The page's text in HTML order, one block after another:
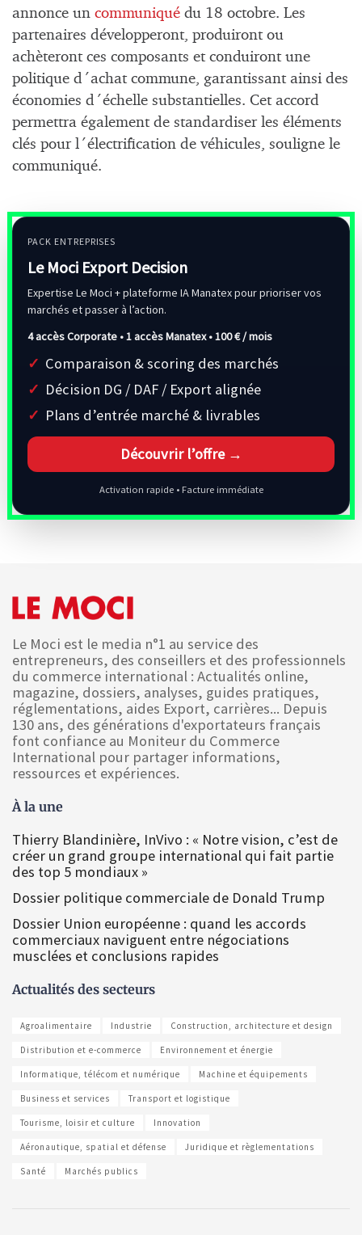
annonce un communiqué du 18 octobre. Les
partenaires développeront, produiront ou
achèteront ces composants et conduiront une
politique d´achat commune, garantissant ainsi des
économies d´échelle substantielles. Cet accord
permettra également de standardiser les éléments
clés pour l´électrification de véhicules, souligne le
communiqué.
PACK ENTREPRISES
Le Moci Export Decision
Expertise Le Moci + plateforme IA Manatex pour prioriser vos
marchés et passer à l’action.
4 accès Corporate • 1 accès Manatex •100 € / mois
Comparaison & scoring des marchés
Décision DG / DAF / Export alignée
Plans d’entrée marché & livrables
Découvrir l’offre →
Activation rapide • Facture immédiate
Le Moci est le media n°1 au service des
entrepreneurs, des conseillers et des professionnels
du commerce international : Actualités online,
magazine, dossiers, analyses, guides pratiques,
réglementations, aides Export, carrières... Depuis
130 ans, des générations d'exportateurs français
font confiance au Moniteur du Commerce
International pour partager informations,
ressources et expériences.
À la une
Thierry Blandinière, InVivo : « Notre vision, c’est de
créer un grand groupe international qui fait partie
des top 5 mondiaux »
Dossier politique commerciale de Donald Trump
Dossier Union européenne : quand les accords
commerciaux naviguent entre négociations
musclées et conclusions rapides
Actualités des secteurs
Agroalimentaire Industrie Construction, architecture et design
Distribution et e-commerce Environnement et énergie
Informatique, télécom et numérique Machine et équipements
Business et services Transport et logistique
Tourisme, loisir et culture Innovation
Aéronautique, spatial et défense Juridique et règlementations
Santé Marchés publics